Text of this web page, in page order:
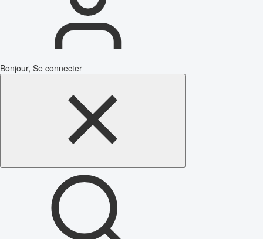
Bonjour, Se connecter